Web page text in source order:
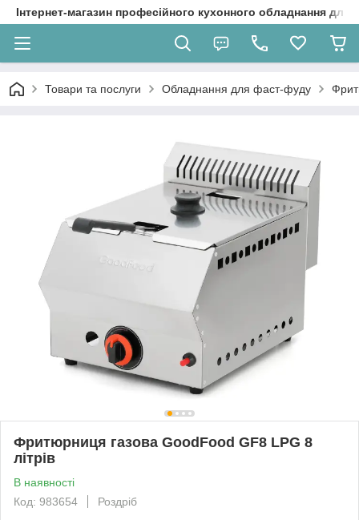
Інтернет-магазин професійного кухонного обладнання
Товари та послуги Обладнання для фаст-фуду
Фритюрниця газова GoodFood GF8 LPG 8
літрів
В наявності
Код: 983654
Роздріб